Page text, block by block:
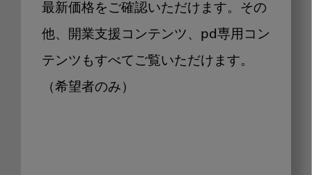
最新価格をご確認いただけます。その
他、開業支援コンテンツ、pd専用コン
テンツもすべてご覧いただけます。
（希望者のみ）